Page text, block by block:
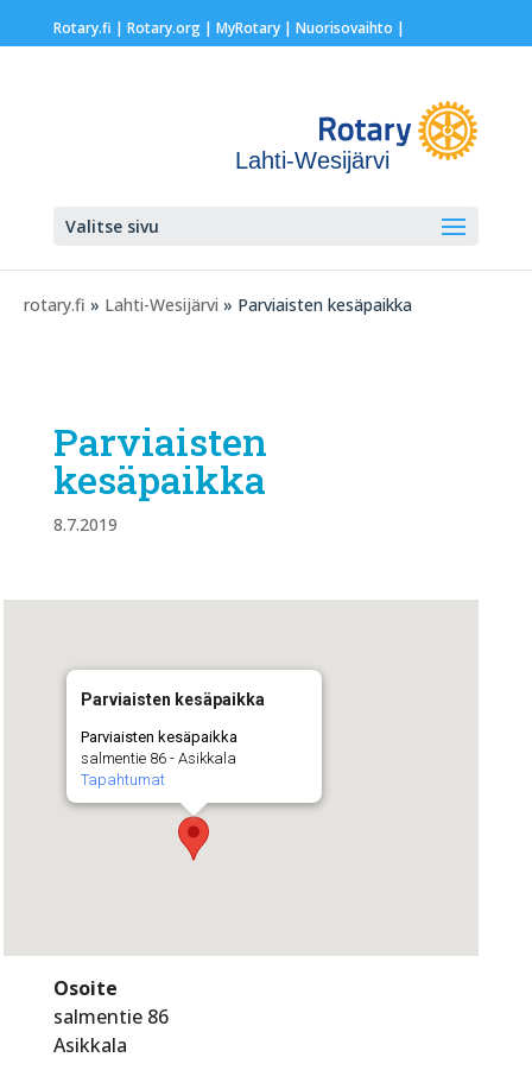
Rotary.fi | Rotary.org| MyRotary | Nuorisovaihto |
Lahti-Wesijärvi
Valitse sivu
rotary.fi » Lahti-Wesijärvi » Parviaisten kesäpaikka
Parviaisten
kesäpaikka
8.7.2019
Parviaisten kesäpaikka
Parviaisten kesäpaikka
salmentie 86 - Asikkala
Tapahtumat
Osoite
salmentie 86
Asikkala